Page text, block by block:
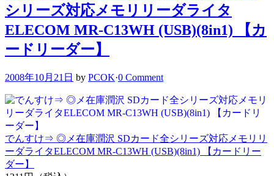
シリーズ対応メモリリーダライタ
ELECOM MR-C13WH (USB)(8in1) 【カ
ードリーダー】
2008年10月21日 by PCOK·0 Comment
でんすけ⇒ ◎メ在庫潤沢 SDカード全シリーズ対応メモリリ
ーダライタELECOM MR-C13WH (USB)(8in1) 【カードリー
ダー】